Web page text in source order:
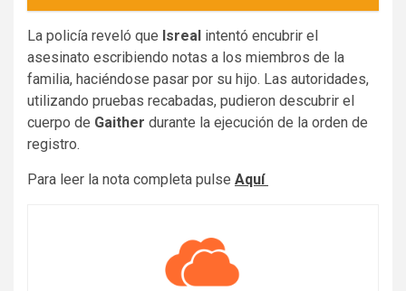
La policía reveló que Isreal intentó encubrir el
asesinato escribiendo notas a los miembros de la
familia, haciéndose pasar por su hijo. Las autoridades,
utilizando pruebas recabadas, pudieron descubrir el
cuerpo de Gaither durante la ejecución de la orden de
registro.
Para leer la nota completa pulse Aquí